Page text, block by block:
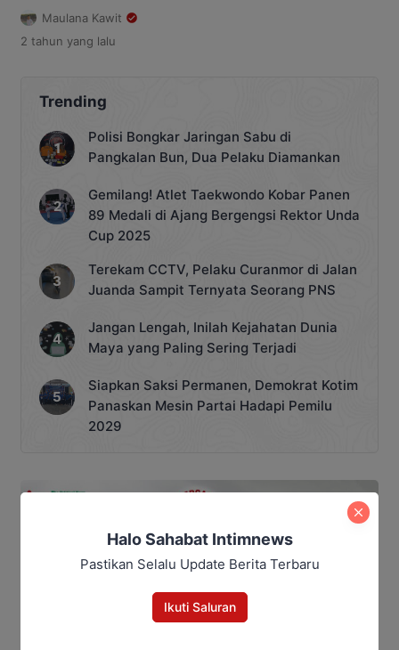
seiring dengan intensitas hujan yang
tinggi. Badan Penanggulangan
potensi banjir di berbagai titik di
wilayah tersebut. Kepala BPBD Kobar,
Syahruni, menyatakan bahwa pihaknya
telah meningkatkan kewaspadaan dan
terus melakukan monitoring di […]
Maulana Kawit
2 tahun yang lalu
Trending
Polisi Bongkar Jaringan Sabu di
Pangkalan Bun, Dua Pelaku Diamankan
Gemilang! Atlet Taekwondo Kobar Panen
89 Medali di Ajang Bergengsi Rektor Unda
Cup 2025
Terekam CCTV, Pelaku Curanmor di Jalan
Juanda Sampit Ternyata Seorang PNS
Jangan Lengah, Inilah Kejahatan Dunia
Maya yang Paling Sering Terjadi
Siapkan Saksi Permanen, Demokrat Kotim
Panaskan Mesin Partai Hadapi Pemilu
2029
Halo Sahabat Intimnews
Pastikan Selalu Update Berita Terbaru
Ikuti Saluran